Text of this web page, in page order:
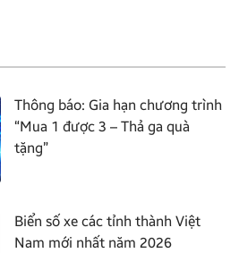
Thông báo: Gia hạn chương trình
“Mua 1 được 3 – Thả ga quà
tặng”
Biển số xe các tỉnh thành Việt
Nam mới nhất năm 2026